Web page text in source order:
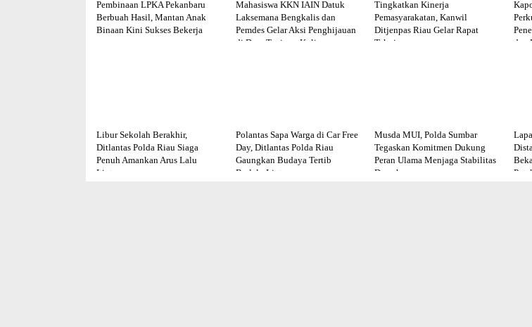
Pembinaan LPKA Pekanbaru
Berbuah Hasil, Mantan Anak
Binaan Kini Sukses Bekerja
Mahasiswa KKN IAIN Datuk
Laksemana Bengkalis dan
Pemdes Gelar Aksi Penghijauan
di Desa Tanjung Kulim
Tingkatkan Kinerja
Pemasyarakatan, Kanwil
Ditjenpas Riau Gelar Rapat
Teknis
dan
Libur Sekolah Berakhir,
Ditlantas Polda Riau Siaga
Penuh Amankan Arus Lalu
Lintas
Polantas Sapa Warga di Car Free
Day, Ditlantas Polda Riau
Gaungkan Budaya Tertib
Berlalu Lintas
Musda MUI, Polda Sumbar
Tegaskan Komitmen Dukung
Peran Ulama Menjaga Stabilitas
Daerah